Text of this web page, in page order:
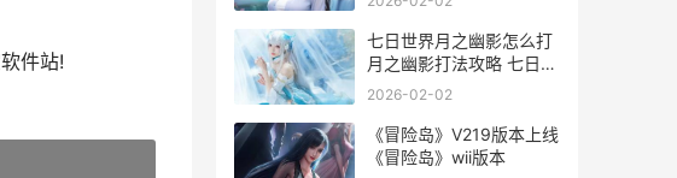
件站!
七日世界月之幽影怎么打
月之幽影打法攻略 七日世
界月之幽影怎么打
2026-02-02
《冒险岛》V219版本上线
《冒险岛》wii版本